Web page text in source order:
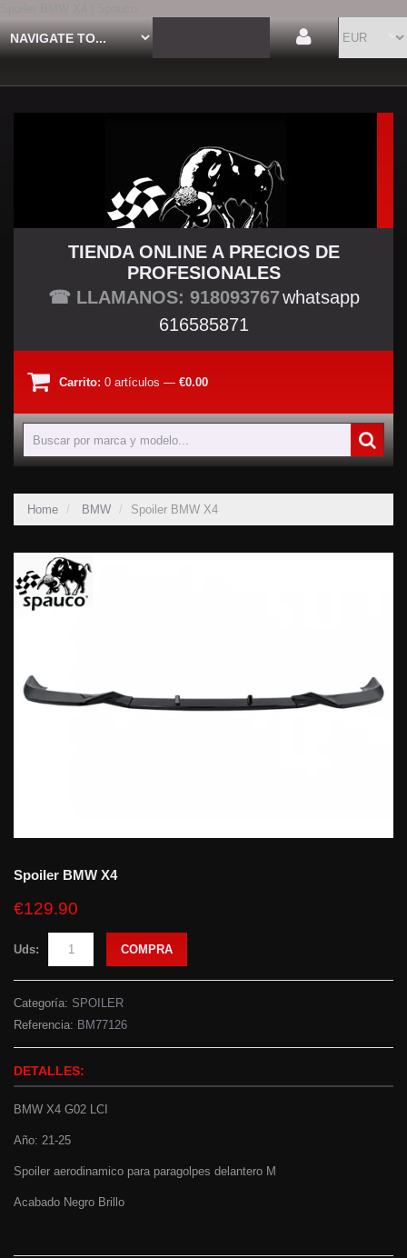
TU TIENDA TUNING
TIENDA ONLINE A PRECIOS DE
PROFESIONALES
☎ LLAMANOS: 918093767whatsapp
616585871
Carrito: 0 artículos — €0.00
Home BMW Spoiler BMW X4
Spoiler BMW X4
€129.90
Uds: COMPRA
Categoría: SPOILER
Referencia: BM77126
DETALLES:
BMW X4 G02 LCI
Año: 21-25
Spoiler aerodinamico para paragolpes delantero M
Acabado Negro Brillo